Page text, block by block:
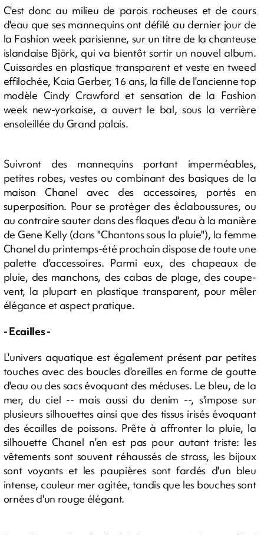
C'est donc au milieu de parois rocheuses et de cours
d'eau que ses mannequins ont défilé au dernier jour de
la Fashion week parisienne, sur un titre de la chanteuse
islandaise Björk, qui va bientôt sortir un nouvel album.
Cuissardes en plastique transparent et veste en tweed
effilochée, Kaia Gerber, 16 ans, la fille de l'ancienne top
modèle Cindy Crawford et sensation de la Fashion
week new-yorkaise, a ouvert le bal, sous la verrière
ensoleillée du Grand palais.
Suivront des mannequins portant imperméables,
petites robes, vestes ou combinant des basiques de la
maison Chanel avec des accessoires, portés en
superposition. Pour se protéger des éclaboussures, ou
au contraire sauter dans des flaques d'eau à la manière
de Gene Kelly (dans "Chantons sous la pluie"), la femme
Chanel du printemps-été prochain dispose de toute une
palette d'accessoires. Parmi eux, des chapeaux de
pluie, des manchons, des cabas de plage, des coupe-
vent, la plupart en plastique transparent, pour mêler
élégance et aspect pratique.
- Ecailles -
L'univers aquatique est également présent par petites
touches avec des boucles d'oreilles en forme de goutte
d'eau ou des sacs évoquant des méduses. Le bleu, de la
mer, du ciel -- mais aussi du denim --, s'impose sur
plusieurs silhouettes ainsi que des tissus irisés évoquant
des écailles de poissons. Prête à affronter la pluie, la
silhouette Chanel n'en est pas pour autant triste: les
vêtements sont souvent réhaussés de strass, les bijoux
sont voyants et les paupières sont fardés d'un bleu
intense, couleur mer agitée, tandis que les bouches sont
ornées d'un rouge élégant.